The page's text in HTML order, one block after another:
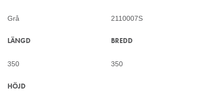
Grå 2110007S
LÄNGD
350
BREDD
350
HÖJD